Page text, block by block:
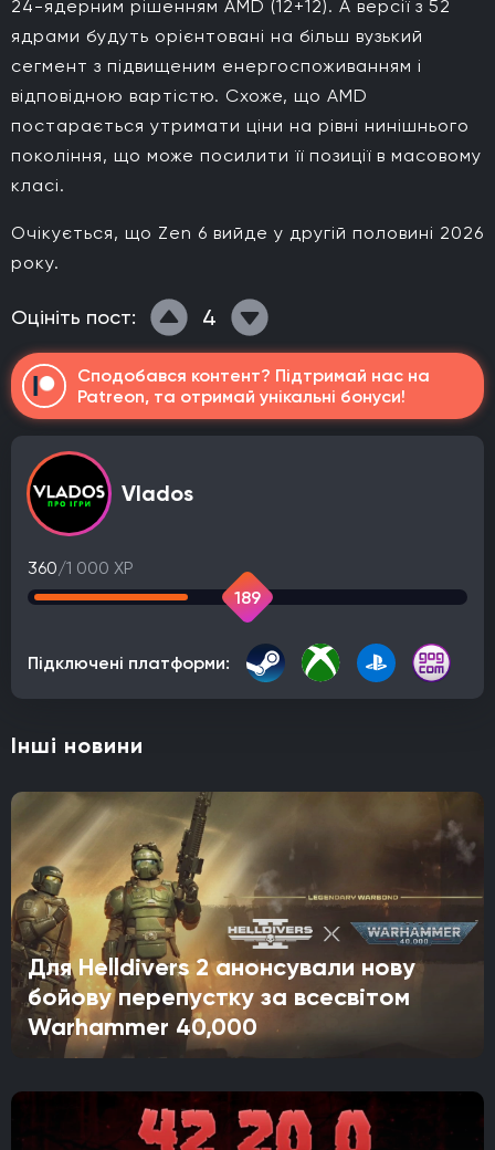
24-ядерним рішенням AMD (12+12). А версії з 52
ядрами будуть орієнтовані на більш вузький
сегмент з підвищеним енергоспоживанням і
відповідною вартістю. Схоже, що AMD
постарається утримати ціни на рівні нинішнього
покоління, що може посилити її позиції в масовому
класі.
Очікується, що Zen 6 вийде у другій половині 2026
року.
Оцініть пост: 4
Сподобався контент? Підтримай нас на
Patreon, та отримай унікальні бонуси!
Vlados
360/1 000 XP
189
Підключені платформи:
Інші новини
Для Helldivers 2 анонсували нову
бойову перепустку за всесвітом
Warhammer 40,000